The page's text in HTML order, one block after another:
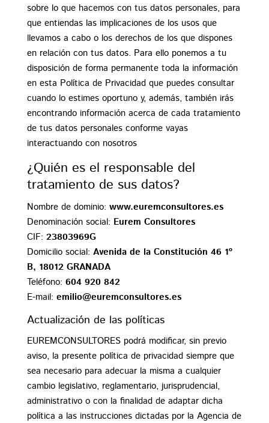
sobre lo que hacemos con tus datos personales, para
que entiendas las implicaciones de los usos que
llevamos a cabo o los derechos de los que dispones
en relación con tus datos. Para ello ponemos a tu
disposición de forma permanente toda la información
en esta Política de Privacidad que puedes consultar
cuando lo estimes oportuno y, además, también irás
encontrando información acerca de cada tratamiento
de tus datos personales conforme vayas
interactuando con nosotros
¿Quién es el responsable del
tratamiento de sus datos?
Nombre de dominio: www.euremconsultores.es
Denominación social: Eurem Consultores
CIF: 23803969G
Domicilio social: Avenida de la Constitución 46 1º
B, 18012 GRANADA
Teléfono: 604 920 842
E-mail: emilio@euremconsultores.es
Actualización de las políticas
EUREMCONSULTORES podrá modificar, sin previo
aviso, la presente política de privacidad siempre que
sea necesario para adecuar la misma a cualquier
cambio legislativo, reglamentario, jurisprudencial,
administrativo o con la finalidad de adaptar dicha
política a las instrucciones dictadas por la Agencia de